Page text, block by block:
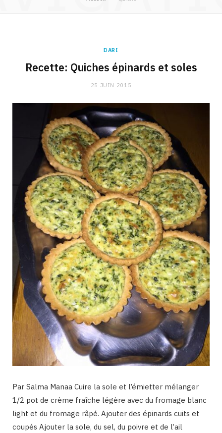
DARI
Recette: Quiches épinards et soles
25 JUIN 2015
Par Salma Manaa Cuire la sole et l’émietter mélanger
1/2 pot de crème fraîche légère avec du fromage blanc
light et du fromage râpé. Ajouter des épinards cuits et
coupés Ajouter la sole, du sel, du poivre et de l’ail